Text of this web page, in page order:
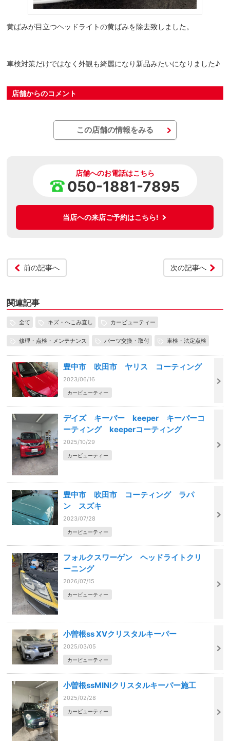
黄ばみが目立つヘッドライトの黄ばみを除去致しました。
車検対策だけではなく外観も綺麗になり新品みたいになりました♪
店舗からのコメント
この店舗の情報をみる
店舗へのお電話はこちら
050-1881-7895
当店への来店ご予約はこちら!
前の記事へ 次の記事へ
関連記事
全て キズ・へこみ直し カービューティー
修理・点検・メンテナンス パーツ交換・取付 車検・法定点検
豊中市 吹田市 ヤリス コーティング
2023/06/16
カービューティー
デイズ キーパー keeper キーパーコ
ーティング keeperコーティング
2025/10/29
カービューティー
豊中市 吹田市 コーティング ラパ
ン スズキ
2023/07/28
カービューティー
フォルクスワーゲン ヘッドライトクリ
ーニング
2026/07/15
カービューティー
小曽根ss XVクリスタルキーパー
2025/03/05
カービューティー
小曽根ssMINIクリスタルキーパー施工
2025/02/28
カービューティー